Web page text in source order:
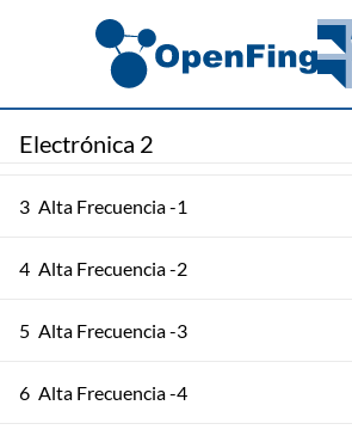
Electrónica 2
Multiplicadores -1
2 Multiplicadores -2
3 Alta Frecuencia -1
4 Alta Frecuencia -2
5 Alta Frecuencia -3
6 Alta Frecuencia -4